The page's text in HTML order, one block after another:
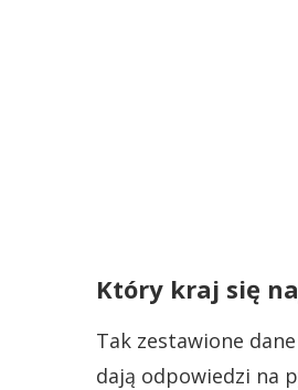
Który kraj się
Tak zestawione
dają odpowiedzi na